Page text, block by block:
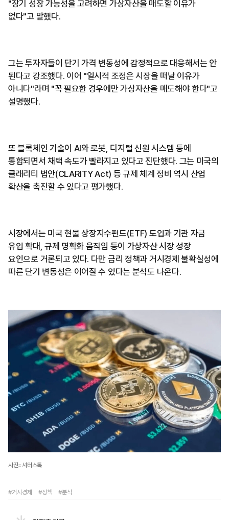
"장기 성장 가능성을 고려하면 가상자산을 매도할 이유가
없다"고 말했다.
그는 투자자들이 단기 가격 변동성에 감정적으로 대응해서는 안
된다고 강조했다. 이어 "일시적 조정은 시장을 떠날 이유가
아니다"라며 "꼭 필요한 경우에만 가상자산을 매도해야 한다"고
설명했다.
또 블록체인 기술이 AI와 로봇, 디지털 신원 시스템 등에
통합되면서 채택 속도가 빨라지고 있다고 진단했다. 그는 미국의
클래리티 법안(CLARITY Act) 등 규제 체계 정비 역시 산업
확산을 촉진할 수 있다고 평가했다.
시장에서는 미국 현물 상장지수펀드(ETF) 도입과 기관 자금
유입 확대, 규제 명확화 움직임 등이 가상자산 시장 성장
요인으로 거론되고 있다. 다만 금리 정책과 거시경제 불확실성에
따른 단기 변동성은 이어질 수 있다는 분석도 나온다.
사진=셔터스톡
#거시경제 #정책 #분석